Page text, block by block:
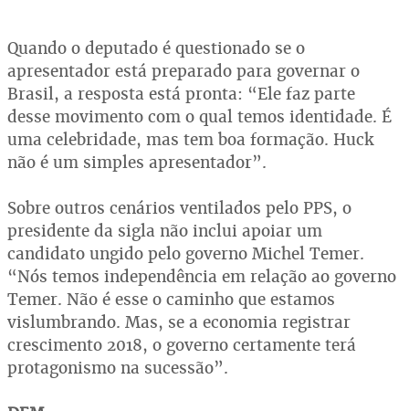
Quando o deputado é questionado se o
apresentador está preparado para governar o
Brasil, a resposta está pronta: “Ele faz parte
desse movimento com o qual temos identidade. É
uma celebridade, mas tem boa formação. Huck
não é um simples apresentador”.
Sobre outros cenários ventilados pelo PPS, o
presidente da sigla não inclui apoiar um
candidato ungido pelo governo Michel Temer.
“Nós temos independência em relação ao governo
Temer. Não é esse o caminho que estamos
vislumbrando. Mas, se a economia registrar
crescimento 2018, o governo certamente terá
protagonismo na sucessão”.